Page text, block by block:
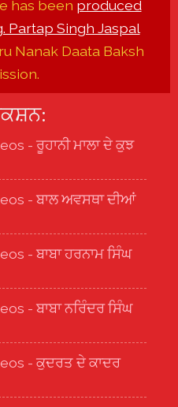
has been produced
Partap Singh Jaspal
Nanak Daata Baksh
- ਰੂਹਾਨੀ ਮਾਲਾ ਦੇ ਕੁਝ
- ਬਾਲ ਅਵਸਥਾ ਦੀਆਂ
- ਬਾਬਾ ਹਰਨਾਮ ਸਿੰਘ
- ਬਾਬਾ ਨਰਿੰਦਰ ਸਿੰਘ
- ਕੁਦਰਤ ਦੇ ਕਾਦਰ